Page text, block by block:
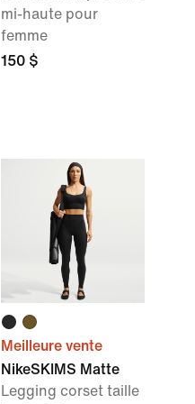
mi-haute pour
femme
150 $
Meilleure vente
NikeSKIMS Matte
Legging corset taille